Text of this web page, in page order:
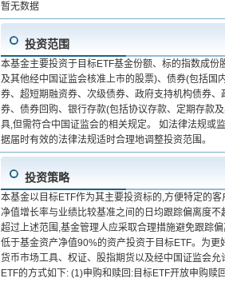
暂无数据
投资范围
本基金主要投资于目标ETF基金份额、标的指数成
及其他经中国证监会核准上市的股票)、债券(包括国
券、超短期融资券、次级债券、政府支持机构债券
券、债券回购、银行存款(包括协议存款、定期存款
具,但需符合中国证监会的相关规定。 如法律法规或
据届时有效的法律法规适时合理地调整投资范围。
投资策略
本基金以目标ETF作为其主要投资标的,方便特定的
净值增长率与业绩比较基准之间的日均跟踪偏离度
超过上述范围,基金管理人应采取合理措施避免跟踪
低于基金资产净值90%的资产投资于目标ETF。为更
货币市场工具、权证、股指期货以及经中国证监会
ETF的方式如下: (1)申购和赎回:目标ETF开放申购